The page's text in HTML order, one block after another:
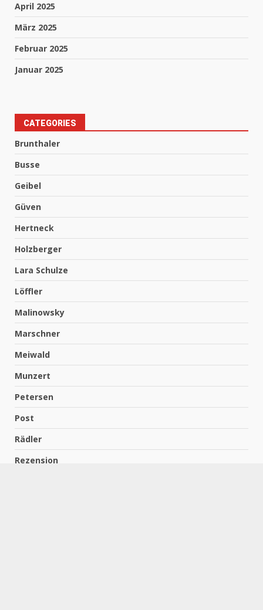
April 2025
März 2025
Februar 2025
Januar 2025
CATEGORIES
Brunthaler
Busse
Geibel
Güven
Hertneck
Holzberger
Lara Schulze
Löffler
Malinowsky
Marschner
Meiwald
Munzert
Petersen
Post
Rädler
Rezension